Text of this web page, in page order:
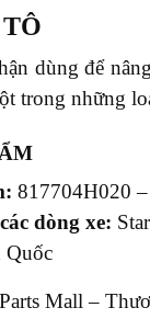
dùng để
trong những
817704H020
dòng xe:
Quốc
Mall –